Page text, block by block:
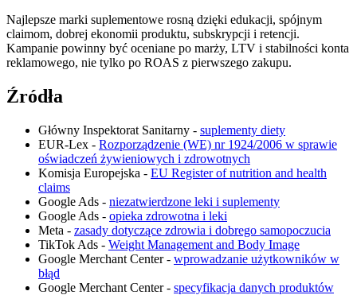
Najlepsze marki suplementowe rosną dzięki edukacji, spójnym
claimom, dobrej ekonomii produktu, subskrypcji i retencji.
Kampanie powinny być oceniane po marży, LTV i stabilności konta
reklamowego, nie tylko po ROAS z pierwszego zakupu.
Źródła
Główny Inspektorat Sanitarny - suplementy diety
EUR-Lex - Rozporządzenie (WE) nr 1924/2006 w sprawie
oświadczeń żywieniowych i zdrowotnych
Komisja Europejska - EU Register of nutrition and health
claims
Google Ads - niezatwierdzone leki i suplementy
Google Ads - opieka zdrowotna i leki
Meta - zasady dotyczące zdrowia i dobrego samopoczucia
TikTok Ads - Weight Management and Body Image
Google Merchant Center - wprowadzanie użytkowników w
błąd
Google Merchant Center - specyfikacja danych produktów